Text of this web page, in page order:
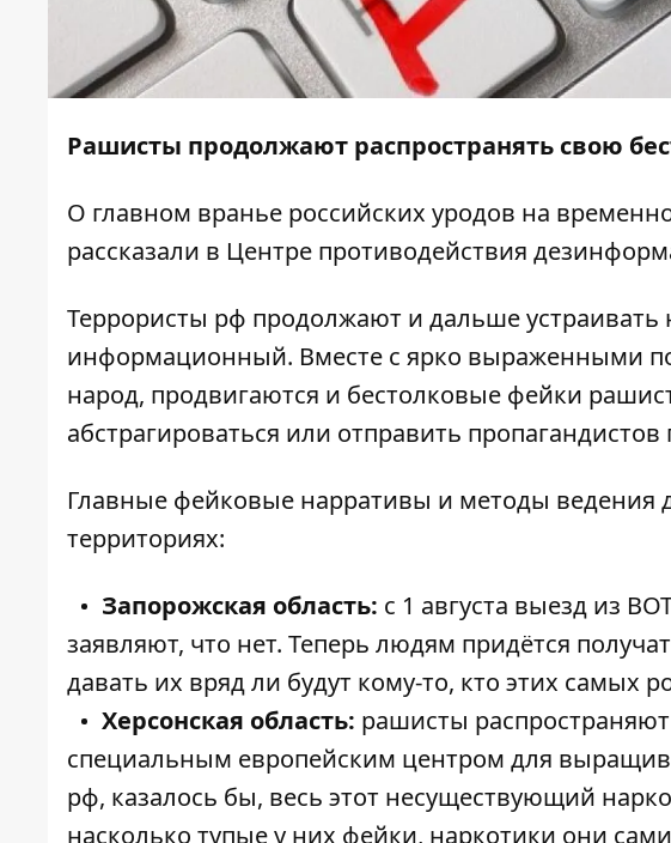
Рашисты продолжают распространять свою
О главном вранье российских уродов на
рассказали в Центре противодействия
Террористы рф продолжают и дальше
информационный. Вместе с ярко выраженными
народ, продвигаются и бестолковые фейки
абстрагироваться или отправить
Главные фейковые нарративы и методы ведения
территориях:
Запорожская область: с 1 августа выезд из
заявляют, что нет. Теперь людям придётся
давать их вряд ли будут кому-то, кто этих самых
Херсонская область: рашисты
специальным европейским центром для
рф, казалось бы, весь этот несуществующий
насколько тупые у них фейки, наркотики они